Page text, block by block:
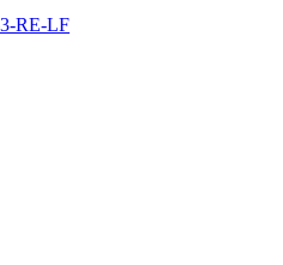
RE-LF